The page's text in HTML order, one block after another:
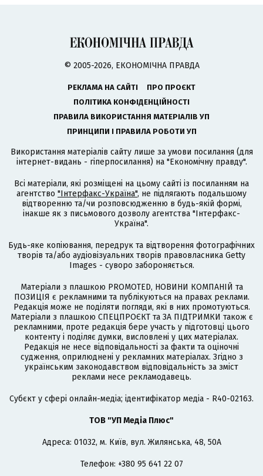
© 2005-2026, ЕКОНОМІЧНА ПРАВДА
РЕКЛАМА НА САЙТІ
ПРО ПРОЄКТ
ПОЛІТИКА КОНФІДЕНЦІЙНОСТІ
ПРАВИЛА ВИКОРИСТАННЯ МАТЕРІАЛІВ УП
ПРИНЦИПИ І ПРАВИЛА РОБОТИ УП
Використання матеріалів сайту лише за умови посилання (для
інтернет-видань - гіперпосилання) на "Економічну правду".
Всі матеріали, які розміщені на цьому сайті із посиланням на
агентство "Інтерфакс-Україна", не підлягають подальшому
відтворенню та/чи розповсюдженню в будь-якій формі,
інакше як з письмового дозволу агентства "Інтерфакс-
Україна".
Будь-яке копіювання, передрук та відтворення фотографічних
творів та/або аудіовізуальних творів правовласника Getty
Images - суворо забороняється.
Матеріали з плашкою PROMOTED, НОВИНИ КОМПАНІЙ та
ПОЗИЦІЯ є рекламними та публікуються на правах реклами.
Редакція може не поділяти погляди, які в них промотуються.
Матеріали з плашкою СПЕЦПРОЄКТ та ЗА ПІДТРИМКИ також є
рекламними, проте редакція бере участь у підготовці цього
контенту і поділяє думки, висловлені у цих матеріалах.
Редакція не несе відповідальності за факти та оціночні
судження, оприлюднені у рекламних матеріалах. Згідно з
українським законодавством відповідальність за зміст
реклами несе рекламодавець.
Cубєкт у сфері онлайн-медіа; ідентифікатор медіа - R40-02163.
ТОВ "УП Медіа Плюс"
Адреса: 01032, м. Київ, вул. Жилянська, 48, 50А
Телефон: +380 95 641 22 07